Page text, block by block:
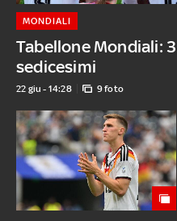
Tabellone Mondiali:
sedicesimi
MONDIALI
22 giu - 14:28 9 foto